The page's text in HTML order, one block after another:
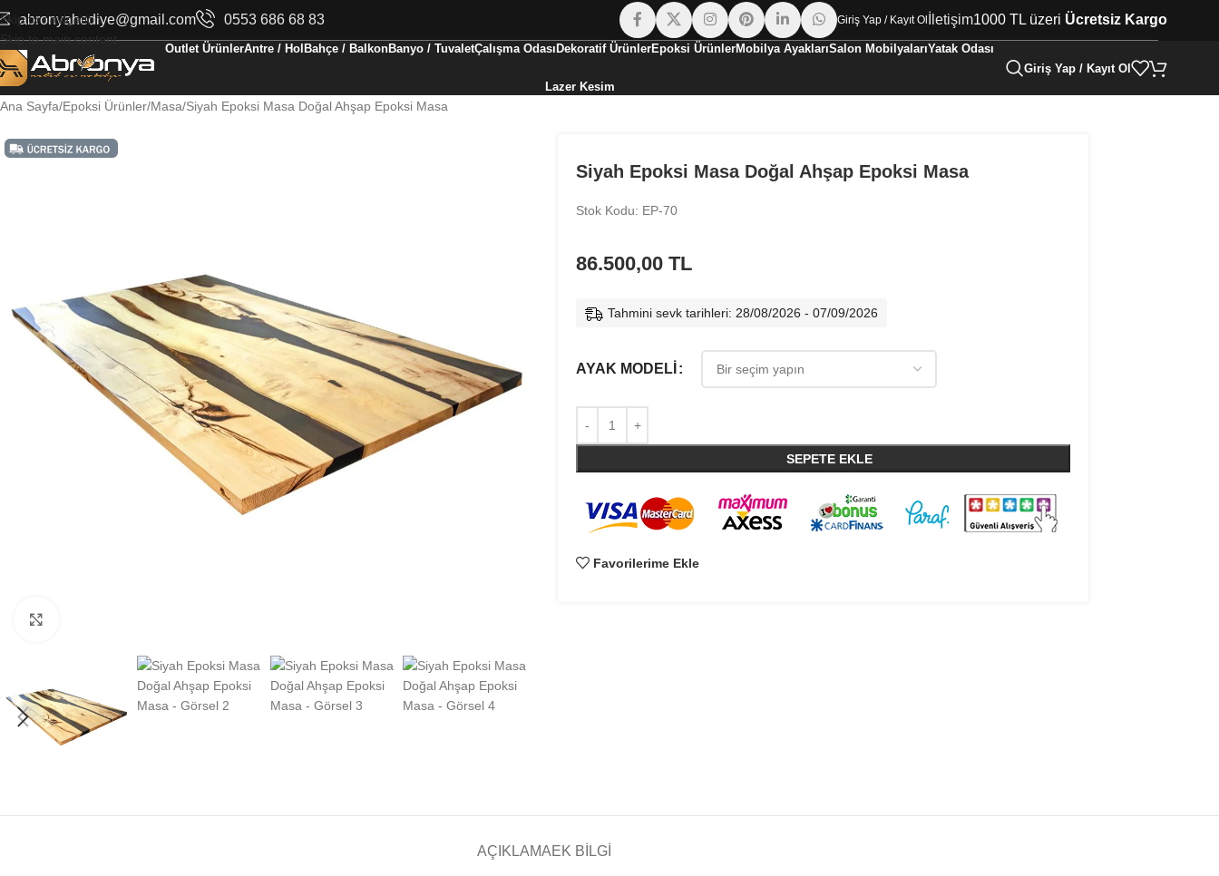
Skip to navigation
Skip to main content
abronyahediye@gmail.com 0553 686 68 83 Giriş Yap / Kayıt Ol İletişim1000 TL üzeri Ücretsiz Kargo
Outlet ÜrünlerAntre / Hol Bahçe / BalkonBanyo / TuvaletÇalışma Odası Dekoratif ÜrünlerEpoksi ÜrünlerMobilya AyaklarıSalon MobilyalarıYatak Odası
Lazer Kesim
Giriş Yap / Kayıt Ol
Ana Sayfa Epoksi Ürünler Masa Siyah Epoksi Masa Doğal Ahşap Epoksi Masa
Siyah Epoksi Masa Doğal Ahşap Epoksi Masa
Stok Kodu: EP-70
86.500,00 TL
Tahmini sevk tarihleri: 28/08/2026 - 07/09/2026
AYAK MODELI
SEPETE EKLE
Favorilerime Ekle
AÇIKLAMAEK BILGI